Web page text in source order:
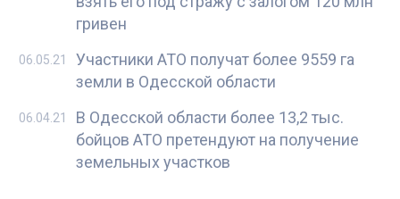
гривен
Участники АТО получат более 9559 га
земли в Одесской области
06.05.21
В Одесской области более 13,2 тыс.
бойцов АТО претендуют на получение
земельных участков
06.04.21